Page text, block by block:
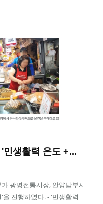
민생활력 온도 +...
광명전통시장, 안양남부시
진행하였다. - '민생활력